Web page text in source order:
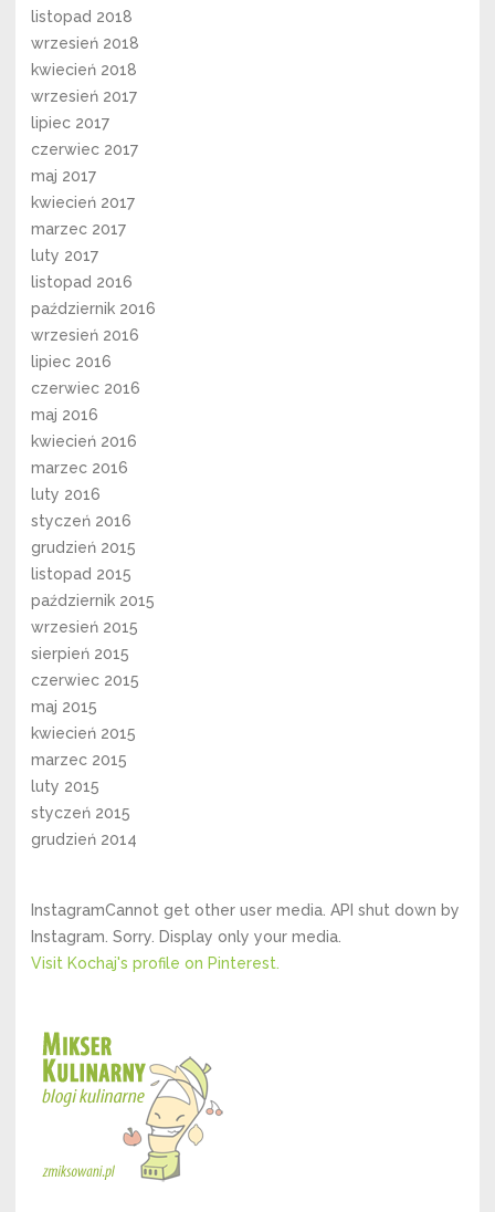
listopad 2018
wrzesień 2018
kwiecień 2018
wrzesień 2017
lipiec 2017
czerwiec 2017
maj 2017
kwiecień 2017
marzec 2017
luty 2017
listopad 2016
październik 2016
wrzesień 2016
lipiec 2016
czerwiec 2016
maj 2016
kwiecień 2016
marzec 2016
luty 2016
styczeń 2016
grudzień 2015
listopad 2015
październik 2015
wrzesień 2015
sierpień 2015
czerwiec 2015
maj 2015
kwiecień 2015
marzec 2015
luty 2015
styczeń 2015
grudzień 2014
InstagramCannot get other user media. API shut down by
Instagram. Sorry. Display only your media.
Visit Kochaj's profile on Pinterest.